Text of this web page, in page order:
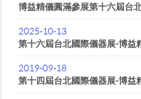
博益精儀圓滿參展第十六屆台
2025-10-13
第十六屆台北國際儀器展-博益
2019-09-18
第十四屆台北國際儀器展-博益